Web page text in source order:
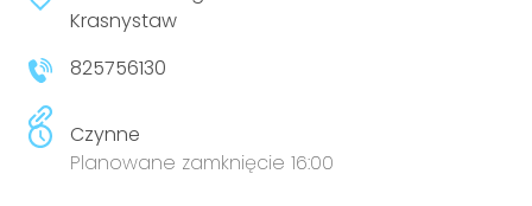
niepełnosprawnościami
Prawo
Prawa osób z niepełnosprawnościami
Urządzenia IoT
Krasnystaw
825756130
Czynne
Planowane zamknięcie 16:00